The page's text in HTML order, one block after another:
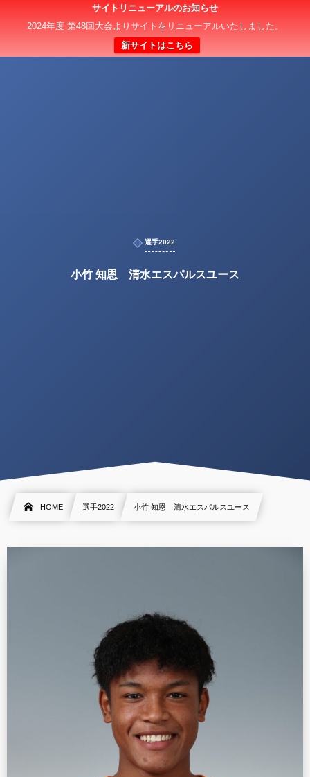
サイトリニューアルのお知らせ
2024年度 第48回大会よりサイトをリニューアルいたしました。
新サイトはこちら
選手2022
小竹 知恩 清水エスパルスユース
HOME 選手2022 小竹 知恩 清水エスパルスユース